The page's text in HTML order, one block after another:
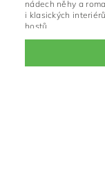
nádech něhy a
i klasických
hostů.